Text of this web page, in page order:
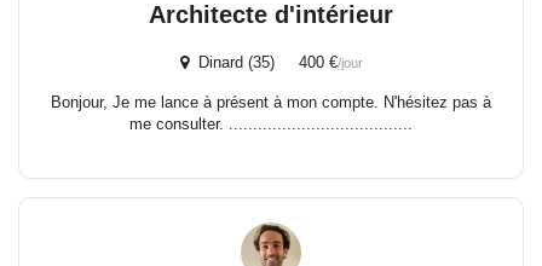
Architecte d'intérieur
Dinard (35) 400 €/jour
Bonjour, Je me lance à présent à mon compte. N'hésitez pas à
me consulter. ......................................